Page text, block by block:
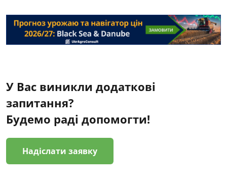
У Вас виникли додаткові
запитання?
Будемо раді допомогти!
Надіслати заявку